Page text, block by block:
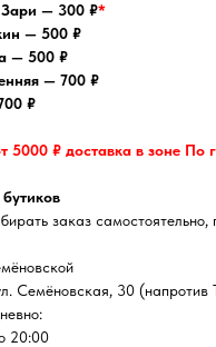
— 300 ₽*
— 500 ₽
— 500 ₽
— 700 ₽
₽
5000 ₽ доставка в зоне По
заказ
Семёновская, 30
20:00